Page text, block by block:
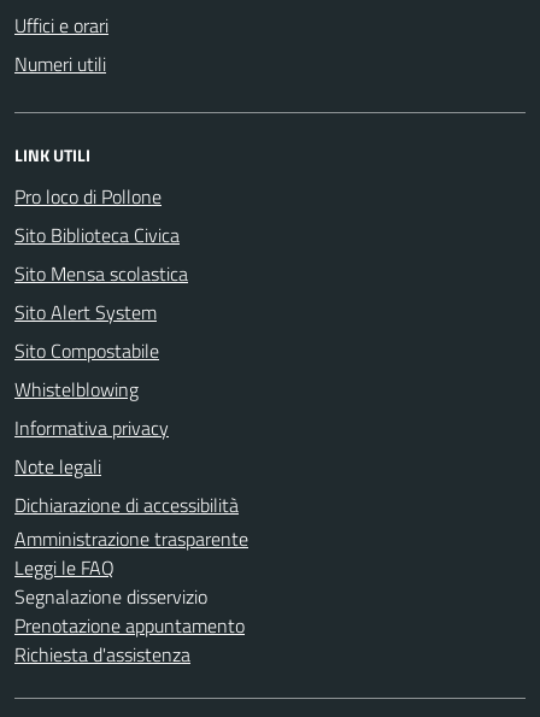
Uffici e orari
Numeri utili
LINK UTILI
Pro loco di Pollone
Sito Biblioteca Civica
Sito Mensa scolastica
Sito Alert System
Sito Compostabile
Whistelblowing
Informativa privacy
Note legali
Dichiarazione di accessibilità
Amministrazione trasparente
Leggi le FAQ
Segnalazione disservizio
Prenotazione appuntamento
Richiesta d'assistenza